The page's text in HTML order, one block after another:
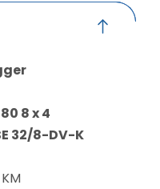
8 x 4
32/8-DV-K